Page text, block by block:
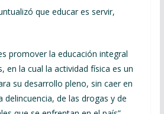
que educar es servir,
promover la educación integral
en la cual la actividad física es un
su desarrollo pleno, sin caer en
delincuencia, de las drogas y de